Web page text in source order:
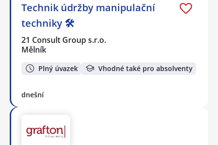
Technik údržby manipulační
techniky 🛠️
21 Consult Group s.r.o.
Mělník
Plný úvazek Vhodné také pro absolventy
dnešní